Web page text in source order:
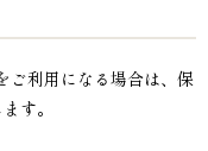
ご利用になる場合は、保
す。